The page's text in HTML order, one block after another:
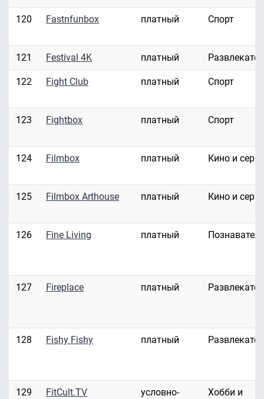
120 Fastnfunbox платный Спорт
121 Festival 4K платный
122 Fight Club платный Спорт
123 Fightbox платный Спорт
124 Filmbox платный Кино и
125 Filmbox Arthouse платный Кино и
126 Fine Living платный
127 Fireplace платный
128 Fishy Fishy платный
129 FitCult.TV
условно-
Хобби и